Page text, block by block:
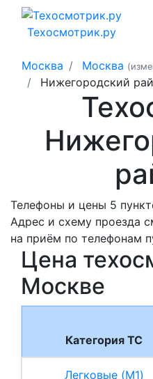
Техосмотрик.ру
Москва Москва
Нижегородский
Телефоны и цены 5
Адрес и схему проезда
на приём по телефонам
Цена
Москве
Категория ТС
Легковые (M1)